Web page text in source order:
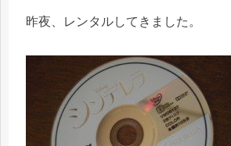
昨夜、レンタルしてきました。